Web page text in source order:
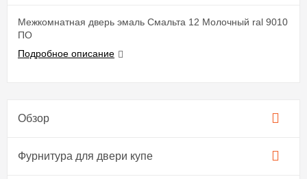
Межкомнатная дверь эмаль Смальта 12 Молочный ral 9010
ПО
Подробное описание
Обзор
Фурнитура для двери купе​